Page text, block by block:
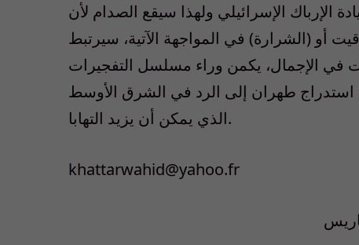
الإرباك الإسرائيلي ولهذا سيقع الصدام لأن
أو (الشرارة) في المواجهة الآتية، سيرتبط
في الإجمال، يكمن وراء مسلسل التفجيرات
استدراج طهران إلى الرد في الشرق الأوسط
الذي يمكن أن يزيد التهابا.
khattarwahid@yahoo.fr